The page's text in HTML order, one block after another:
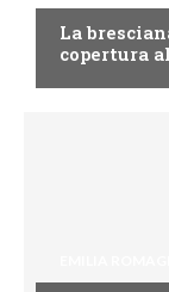
La
copertura